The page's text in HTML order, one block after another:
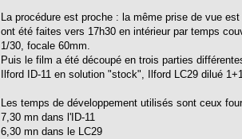
La procédure est proche : la même prise de vue
ont été faites vers 17h30 en intérieur par temps
1/30, focale 60mm.
Puis le film a été découpé en trois parties
Ilford ID-11 en solution "stock", Ilford LC29 dilué
Les temps de développement utilisés sont ceux
7,30 mn dans l'ID-11
6,30 mn dans le LC29